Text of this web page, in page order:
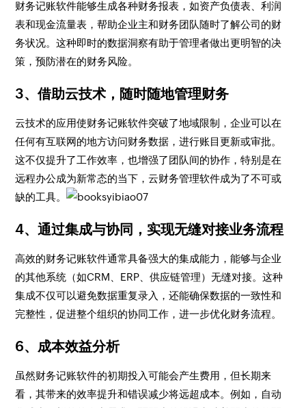
财务记账软件能够生成各种财务报表，如资产负债表、利润
表和现金流量表，帮助企业主和财务团队随时了解公司的财
务状况。这种即时的数据洞察有助于管理者做出更明智的决
策，预防潜在的财务风险。
3、借助云技术，随时随地管理财务
云技术的应用使财务记账软件突破了地域限制，企业可以在
任何有互联网的地方访问财务数据，进行账目更新或审批。
这不仅提升了工作效率，也增强了团队间的协作，特别是在
远程办公成为新常态的当下，云财务管理软件成为了不可或
缺的工具。
4、通过集成与协同，实现无缝对接业务流程
高效的财务记账软件通常具备强大的集成能力，能够与企业
的其他系统（如CRM、ERP、供应链管理）无缝对接。这种
集成不仅可以避免数据重复录入，还能确保数据的一致性和
完整性，促进整个组织的协同工作，进一步优化财务流程。
6、成本效益分析
虽然财务记账软件的初期投入可能会产生费用，但长期来
看，其带来的效率提升和错误减少将远超成本。例如，自动